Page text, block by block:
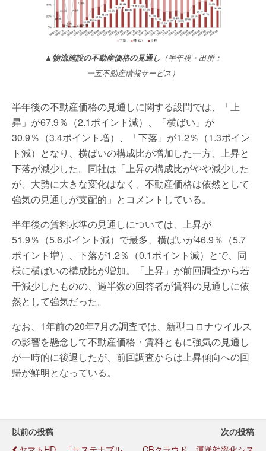
▲物流施設の不動産価格の見通し （半年後・出所：
一五不動産情報サービス）
半年後の不動産価格の見通しに関する設問では、「上
昇」が67.9％（2.1ポイント減）、「横ばい」が
30.9％（3.4ポイント増）、「下落」が1.2％（1.3ポイン
ト減）となり、横ばいの構成比が増加した一方、上昇と
下落が減少した。同社は「上昇の構成比がやや減少した
が、大勢に大きな変化はなく、不動産価格は依然として
強気の見通しが支配的」とコメントしている。
半年後の賃料水準の見通しについては、上昇が
51.9％（5.6ポイント減）で最多、横ばいが46.9％（5.7
ポイント増）、下落が1.2％（0.1ポイント減）とで、同
様に横ばいの構成比が増加。「上昇」が前回調査から若
干減少したものの、過半数の回答者が賃料の見通しに依
然として強気だった。
なお、1年前の20年7月の調査では、新型コロナウイルス
の影響を懸念して不動産価格・賃料ともに強気の見通し
が一時的に後退したが、前回調査からは上昇傾向への回
帰が鮮明となっている。
以前の投稿 次の投稿